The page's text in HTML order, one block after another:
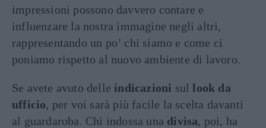
impressioni possono davvero contare e
influenzare la nostra immagine negli altri,
rappresentando un po’ chi siamo e come ci
poniamo rispetto al nuovo ambiente di lavoro.
Se avete avuto delle indicazioni sul look da
ufficio, per voi sarà più facile la scelta davanti
al guardaroba. Chi indossa una divisa, poi, ha